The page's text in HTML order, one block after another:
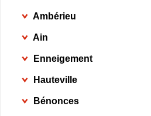
Ambérieu
Ain
Enneigement
Hauteville
Bénonces